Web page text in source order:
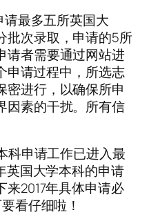
请最多五所英国大
批次录取，申请的5所
请者需要通过网站进
申请过程中，所选志
密进行，以确保所申
因素的干扰。所有信
科申请工作已进入最
英国大学本科的申请
2017年具体申请必
看仔细啦！